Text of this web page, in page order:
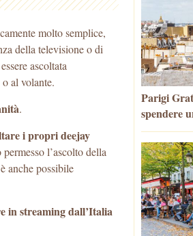
molto semplice,
della televisione o di
ascoltata
al volante.
.
i propri deejay
l’ascolto della
anche possibile
in streaming dall’Italia
Parigi
spendere